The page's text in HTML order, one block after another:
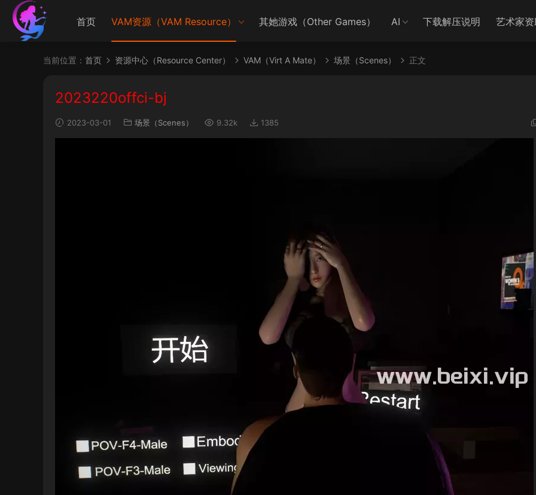
首页 VAM资源（VAM Resource） 其她游戏（Other Games） AI 下载解压说明 艺术家
当前位置： 首页 资源中心（Resource Center） VAM（Virt A Mate） 场景（Scenes） 正文
2023220offci-bj
2023-03-01 场景（Scenes） 9.32k 1385